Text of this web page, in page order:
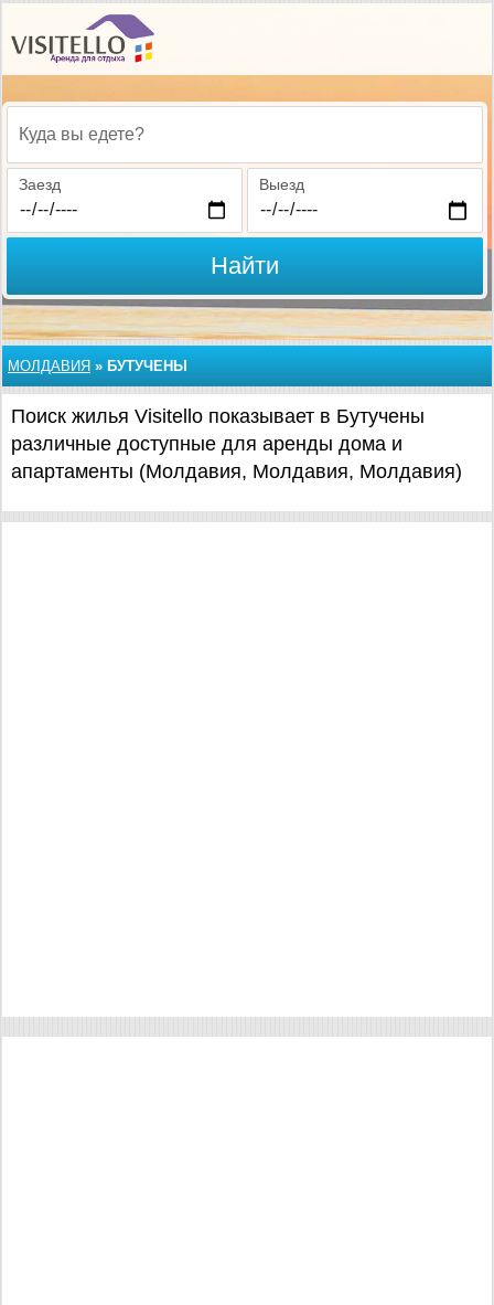
Куда вы едете?
Заезд Выезд
Найти
МОЛДАВИЯ » БУТУЧЕНЫ
Поиск жилья Visitello показывает в Бутучены
различные доступные для аренды дома и
апартаменты (Молдавия, Молдавия, Молдавия)